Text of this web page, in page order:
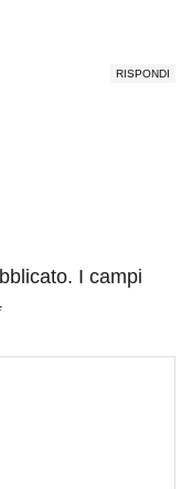
RISPONDI
I campi